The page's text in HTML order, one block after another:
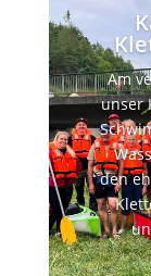
Am
unser
den